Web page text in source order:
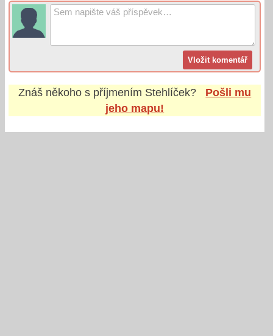
Znáš někoho s příjmením Stehlíček?
Pošli mu
jeho mapu!